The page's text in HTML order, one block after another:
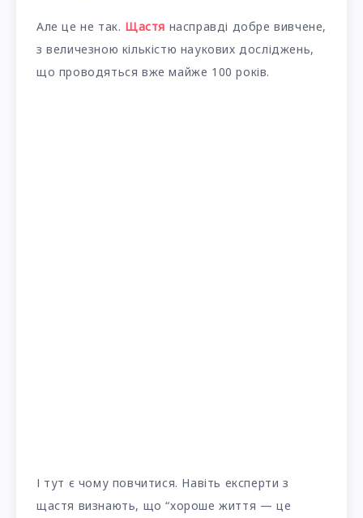
Але це не так. Щастя насправді добре вивчене,
з величезною кількістю наукових досліджень,
що проводяться вже майже 100 років.
І тут є чому повчитися. Навіть експерти з
щастя визнають, що “хороше життя — це